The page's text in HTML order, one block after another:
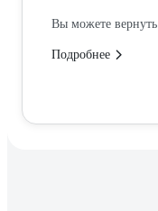
Вы можете
Подробнее